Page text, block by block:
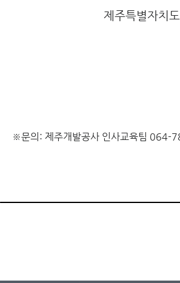
제주특별자치
※문의: 제주개발공사 인사교육팀 064-